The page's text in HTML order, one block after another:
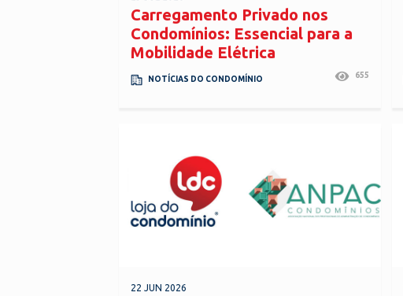
Carregamento Privado nos
Condomínios: Essencial para a
Mobilidade Elétrica
NOTÍCIAS DO CONDOMÍNIO 655
22 JUN 2026